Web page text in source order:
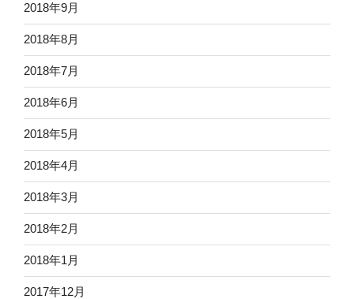
2018年9月
2018年8月
2018年7月
2018年6月
2018年5月
2018年4月
2018年3月
2018年2月
2018年1月
2017年12月